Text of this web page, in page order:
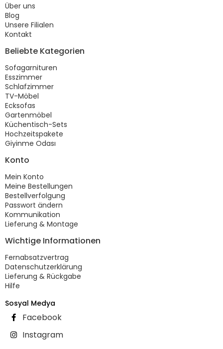
Über uns
Blog
Unsere Filialen
Kontakt
Beliebte Kategorien
Sofagarnituren
Esszimmer
Schlafzimmer
TV-Möbel
Ecksofas
Gartenmöbel
Küchentisch-Sets
Hochzeitspakete
Giyinme Odası
Konto
Mein Konto
Meine Bestellungen
Bestellverfolgung
Passwort ändern
Kommunikation
Lieferung & Montage
Wichtige Informationen
Fernabsatzvertrag
Datenschutzerklärung
Lieferung & Rückgabe
Hilfe
Sosyal Medya
Facebook
Instagram